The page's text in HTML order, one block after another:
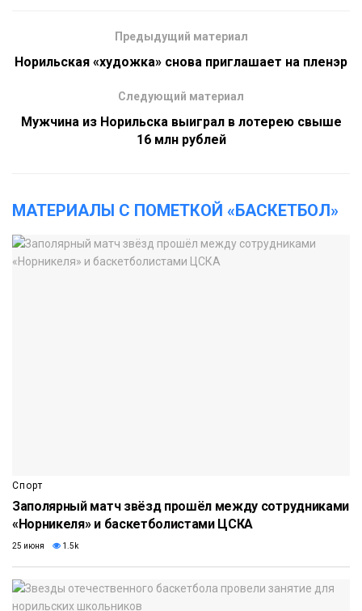
Предыдущий материал
Норильская «художка» снова приглашает на пленэр
Следующий материал
Мужчина из Норильска выиграл в лотерею свыше
16 млн рублей
МАТЕРИАЛЫ С ПОМЕТКОЙ «БАСКЕТБОЛ»
Спорт
Заполярный матч звёзд прошёл между сотрудниками
«Норникеля» и баскетболистами ЦСКА
25 июня 1.5k